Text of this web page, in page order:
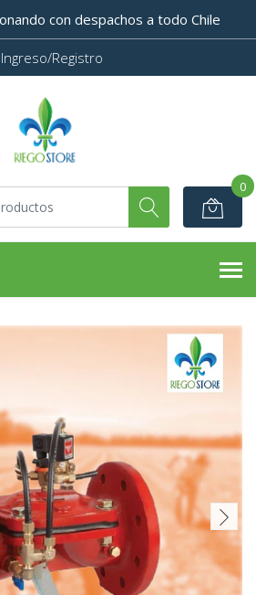
con despachos a todo Chile
Ingreso/Registro
0